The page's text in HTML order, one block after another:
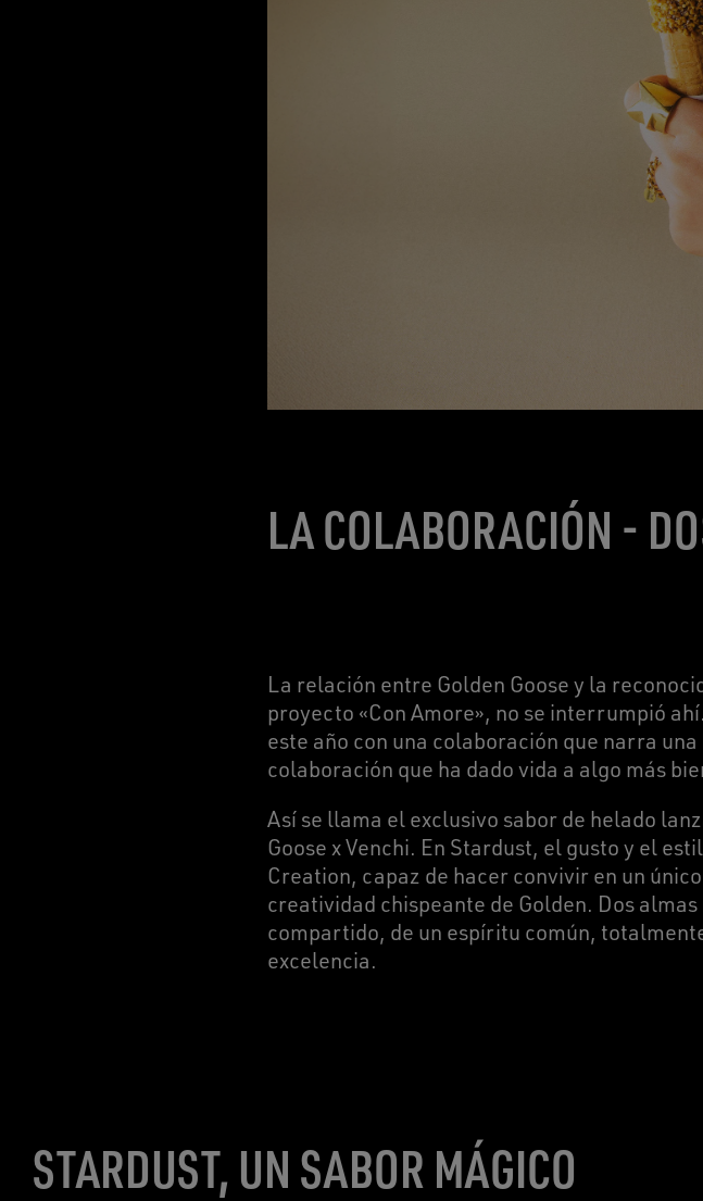
LA COLABORACIÓN -
La relación entre Golden Goose y la
proyecto «Con Amore», no se interrumpió
este año con una colaboración que narra
colaboración que ha dado vida a algo más
Así se llama el exclusivo sabor de helado
Goose x Venchi. En Stardust, el gusto y el
Creation, capaz de hacer convivir en un
creatividad chispeante de Golden. Dos
compartido, de un espíritu común,
excelencia.
STARDUST, UN SABOR MÁGICO